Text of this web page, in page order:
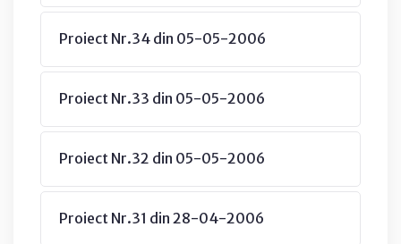
Proiect Nr.34 din 05-05-2006
Proiect Nr.33 din 05-05-2006
Proiect Nr.32 din 05-05-2006
Proiect Nr.31 din 28-04-2006